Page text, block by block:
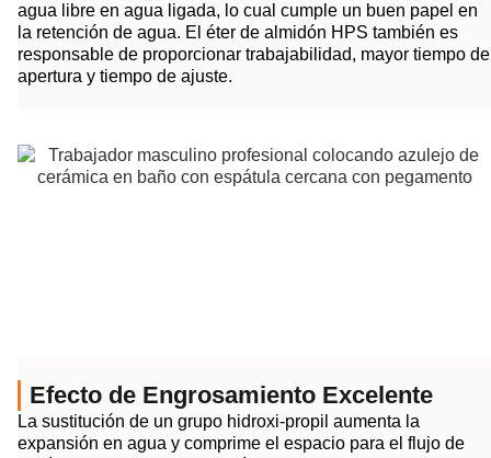
agua libre en agua ligada, lo cual cumple un buen papel en
la retención de agua. El éter de almidón HPS también es
responsable de proporcionar trabajabilidad, mayor tiempo de
apertura y tiempo de ajuste.
Efecto de Engrosamiento Excelente
La sustitución de un grupo hidroxi-propil aumenta la
expansión en agua y comprime el espacio para el flujo de